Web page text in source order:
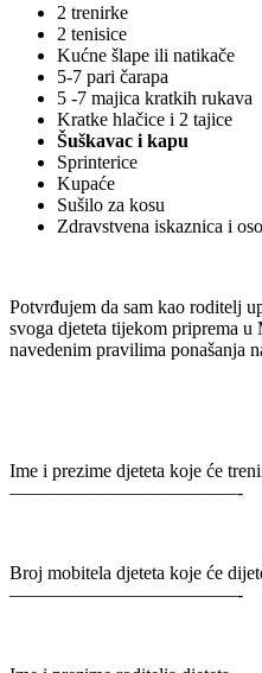
2 trenirke
2 tenisice
Kućne šlape ili natikače
5-7 pari čarapa
5 -7 majica kratkih rukava
Kratke hlačice i 2 tajice
Šuškavac i kapu
Sprinterice
Kupaće
Sušilo za kosu
Zdravstvena iskaznica i
Potvrđujem da sam kao roditelj
svoga djeteta tijekom priprema u
navedenim pravilima ponašanja
Ime i prezime djeteta koje će
————————————-
Broj mobitela djeteta koje će
————————————-